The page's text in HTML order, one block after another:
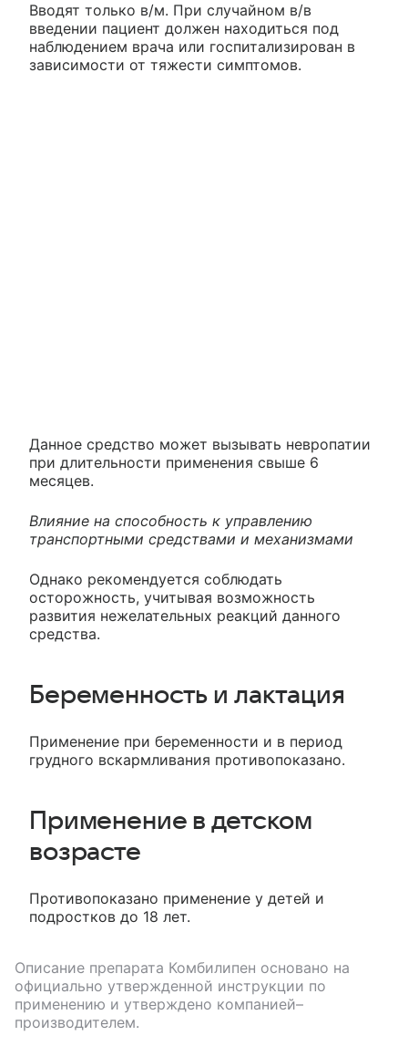
Вводят только в/м. При случайном в/в
введении пациент должен находиться под
наблюдением врача или госпитализирован в
зависимости от тяжести симптомов.
Данное средство может вызывать невропатии
при длительности применения свыше 6
месяцев.
Влияние на способность к управлению
транспортными средствами и механизмами
Однако рекомендуется соблюдать
осторожность, учитывая возможность
развития нежелательных реакций данного
средства.
Беременность и лактация
Применение при беременности и в период
грудного вскармливания противопоказано.
Применение в детском
возрасте
Противопоказано применение у детей и
подростков до 18 лет.
Описание препарата Комбилипен основано на
официально утвержденной инструкции по
применению и утверждено компанией–
производителем.